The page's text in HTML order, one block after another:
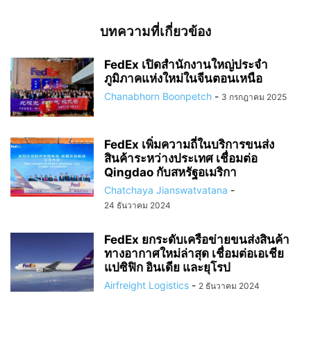
บทความที่เกี่ยวข้อง
FedEx เปิดสำนักงานใหญ่ประจำ
ภูมิภาคแห่งใหม่ในจีนตอนเหนือ
Chanabhorn Boonpetch - 3 กรกฎาคม 2025
FedEx เพิ่มความถี่ในบริการขนส่ง
สินค้าระหว่างประเทศ เชื่อมต่อ
Qingdao กับสหรัฐอเมริกา
Chatchaya Jianswatvatana -
24 ธันวาคม 2024
FedEx ยกระดับเครือข่ายขนส่งสินค้า
ทางอากาศใหม่ล่าสุด เชื่อมต่อเอเชีย
แปซิฟิก อินเดีย และยุโรป
Airfreight Logistics - 2 ธันวาคม 2024